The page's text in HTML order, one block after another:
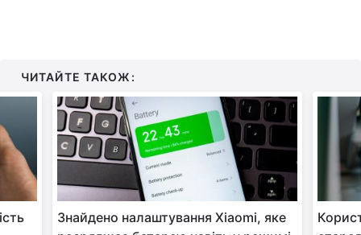
ЧИТАЙТЕ ТАКОЖ:
Знайдено налаштування Xiaomi, яке